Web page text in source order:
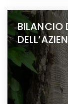
BILANCIO